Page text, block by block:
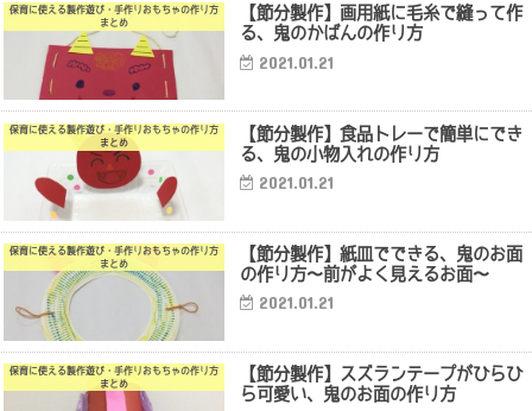
保育に使える製作遊び・手作りおもちゃの作り方
まとめ
【節分製作】画用紙に毛糸で縫って作
る、鬼のかばんの作り方
2021.01.21
保育に使える製作遊び・手作りおもちゃの作り方
まとめ
【節分製作】食品トレーで簡単にでき
る、鬼の小物入れの作り方
2021.01.21
保育に使える製作遊び・手作りおもちゃの作り方
まとめ
【節分製作】紙皿でできる、鬼のお面
の作り方〜前がよく見えるお面〜
2021.01.21
保育に使える製作遊び・手作りおもちゃの作り方
まとめ
【節分製作】スズランテープがひらひ
ら可愛い、鬼のお面の作り方